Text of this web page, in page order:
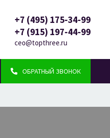
+7 (495) 175-34-99
+7 (915) 197-44-99
ceo@topthree.ru
ОБРАТНЫЙ ЗВОНОК